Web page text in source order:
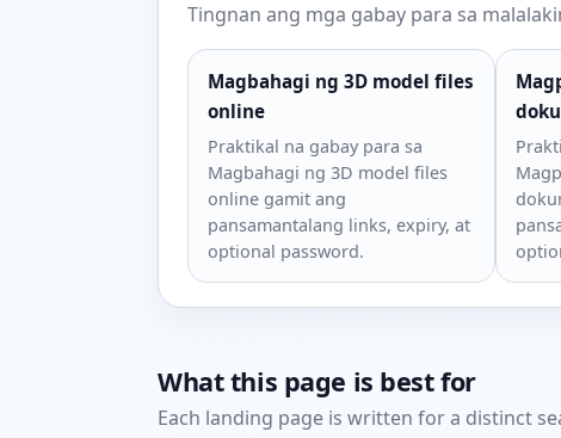
Tingnan ang mga gabay para sa
Magbahagi ng 3D model files
online
Praktikal na gabay para sa
Magbahagi ng 3D model files
online gamit ang
pansamantalang links, expiry, at
optional password.
What this page is best for
Each landing page is written for a distinct